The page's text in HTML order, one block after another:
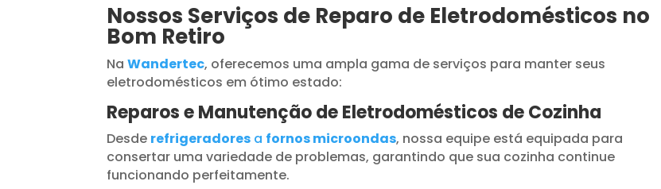
Nossos Serviços de Reparo de Eletrodomésticos no
Bom Retiro
NaWandertec, oferecemos uma ampla gama de serviços para manter seus
eletrodomésticos em ótimo estado:
Reparos e Manutenção de Eletrodomésticos de Cozinha
Desde refrigeradores a fornos microondas, nossa equipe está equipada para
consertar uma variedade de problemas, garantindo que sua cozinha continue
funcionando perfeitamente.